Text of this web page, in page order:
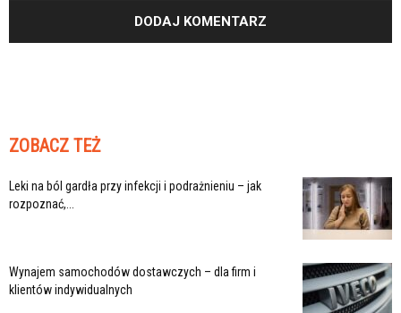
ZOBACZ TEŻ
Leki na ból gardła przy infekcji i podrażnieniu – jak
rozpoznać,...
Wynajem samochodów dostawczych – dla firm i
klientów indywidualnych